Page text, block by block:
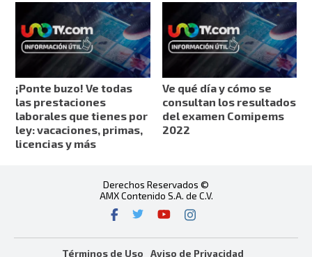
¡Ponte buzo! Ve todas
las prestaciones
laborales que tienes por
ley: vacaciones, primas,
licencias y más
Ve qué día y cómo se
consultan los resultados
del examen Comipems
2022
Derechos Reservados ©
AMX Contenido S.A. de C.V.
Términos de Uso Aviso de Privacidad